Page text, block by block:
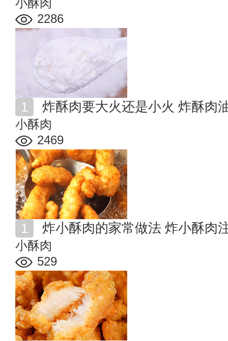
2286
炸酥肉要大火还是小火 炸酥肉
小酥肉
2469
炸小酥肉的家常做法 炸小酥肉
小酥肉
529